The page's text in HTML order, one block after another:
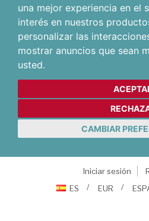
una mejor experiencia en el
interés en nuestros
personalizar las
mostrar anuncios que sean
usted.
CAMBIAR
Iniciar sesión
ES
EUR